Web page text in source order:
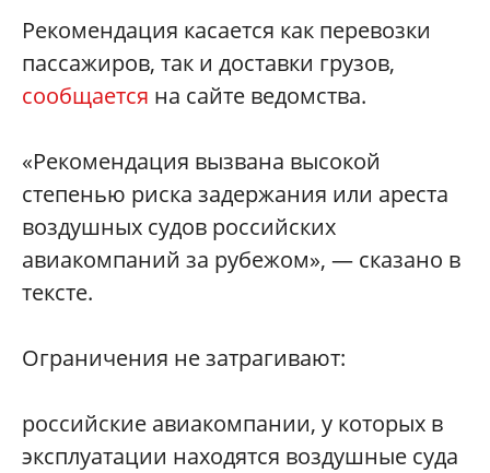
Рекомендация касается как перевозки
пассажиров, так и доставки грузов,
сообщается на сайте ведомства.
«Рекомендация вызвана высокой
степенью риска задержания или ареста
воздушных судов российских
авиакомпаний за рубежом», — сказано в
тексте.
Ограничения не затрагивают:
российские авиакомпании, у которых в
эксплуатации находятся воздушные суда